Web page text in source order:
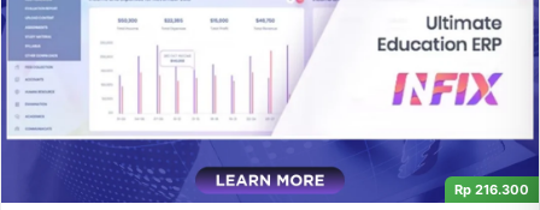
Rp 216.300